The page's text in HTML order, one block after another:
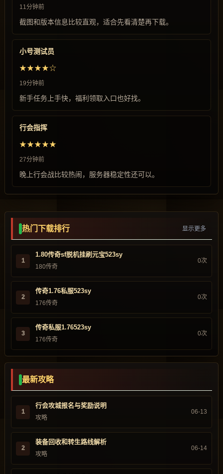
11分钟前
截图和版本信息比较直观，适合先看清楚再下载。
小号测试员
★★★★☆
19分钟前
新手任务上手快，福利领取入口也好找。
行会指挥
★★★★★
27分钟前
晚上行会战比较热闹，服务器稳定性还可以。
热门下载排行 显示更多
1
1.80传奇sf脱机挂刷元宝523sy
180传奇
0次
2
传奇1.76私服523sy
176传奇
0次
3
传奇私服1.76523sy
176传奇
0次
最新攻略
1
行会攻城报名与奖励说明
攻略
06-13
2
装备回收和转生路线解析
攻略
06-14